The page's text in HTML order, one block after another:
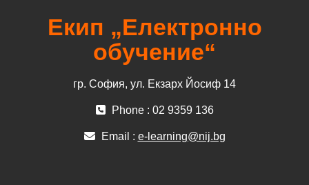
Екип „Електронно
обучение“
гр. София, ул. Екзарх Йосиф 14
Phone : 02 9359 136
Email : e-learning@nij.bg